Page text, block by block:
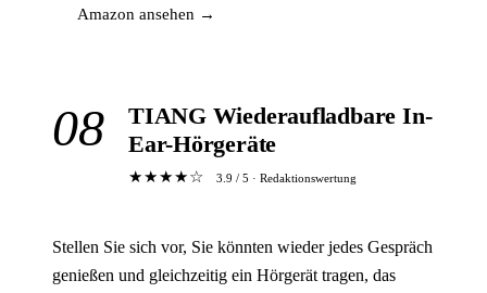
Amazon ansehen →
08
TIANG Wiederaufladbare In-
Ear-Hörgeräte
★★★★☆ 3.9 / 5 · Redaktionswertung
Stellen Sie sich vor, Sie könnten wieder jedes Gespräch
genießen und gleichzeitig ein Hörgerät tragen, das